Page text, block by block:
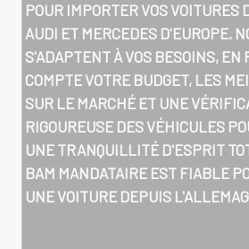
POUR IMPORTER VOS VOITURES
AUDI ET MERCEDES D'EUROPE.
S'ADAPTENT À VOS BESOINS, EN
COMPTE VOTRE BUDGET, LES
SUR LE MARCHÉ ET UNE
RIGOUREUSE DES VÉHICULES
UNE TRANQUILLITÉ D'ESPRIT
BAM MANDATAIRE EST FIABLE
UNE VOITURE DEPUIS